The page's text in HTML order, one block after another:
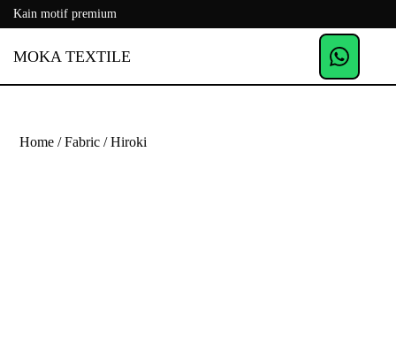
Kain motif premium
MOKA TEXTILE
Home /Fabric / Hiroki